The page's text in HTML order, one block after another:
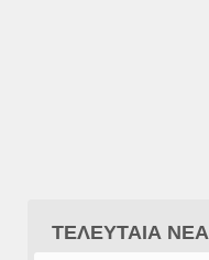
ΤΕΛΕΥΤΑΙΑ ΝΕΑ